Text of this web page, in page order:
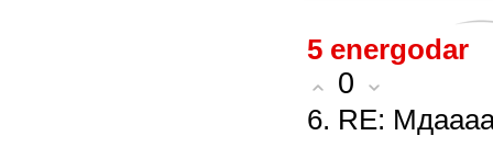
5 energodar
0
6. RE: